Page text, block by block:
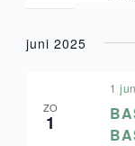
juni 2025
ZO
1
1